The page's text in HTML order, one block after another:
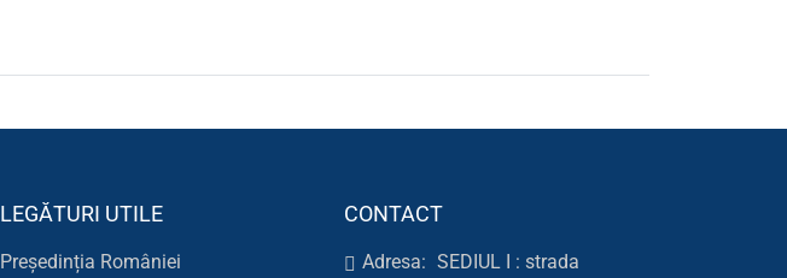
LEGĂTURI UTILE
Președinția României
CONTACT
Adresa: SEDIUL I : strada